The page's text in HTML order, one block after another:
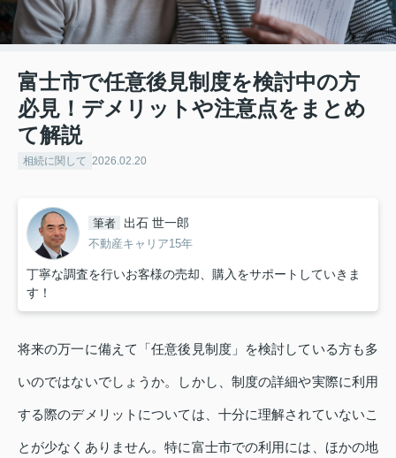
富士市で任意後見制度を検討中の方
必見！デメリットや注意点をまとめ
て解説
相続に関して 2026.02.20
筆者 出石 世一郎
不動産キャリア15年
丁寧な調査を行いお客様の売却、購入をサポートしていきま
す！
将来の万一に備えて「任意後見制度」を検討している方も多
いのではないでしょうか。しかし、制度の詳細や実際に利用
する際のデメリットについては、十分に理解されていないこ
とが少なくありません。特に富士市での利用には、ほかの地